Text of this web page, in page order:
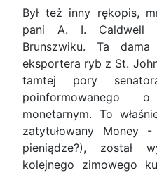
Był też inny rękopis,
pani A. I. Caldwell
Brunszwiku. Ta
eksportera ryb z St.
tamtej pory
poinformowanego
monetarnym. To
zatytułowany
pieniądze?), został
kolejnego zimowego